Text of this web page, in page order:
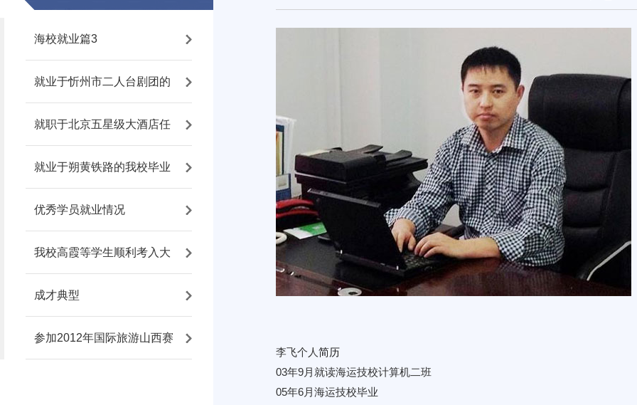
海校就业篇3
就业于忻州市二人台剧团的
就职于北京五星级大酒店任
就业于朔黄铁路的我校毕业
优秀学员就业情况
我校高霞等学生顺利考入大
成才典型
参加2012年国际旅游山西赛
李飞个人简历
03年9月就读海运技校计算机二班
05年6月海运技校毕业